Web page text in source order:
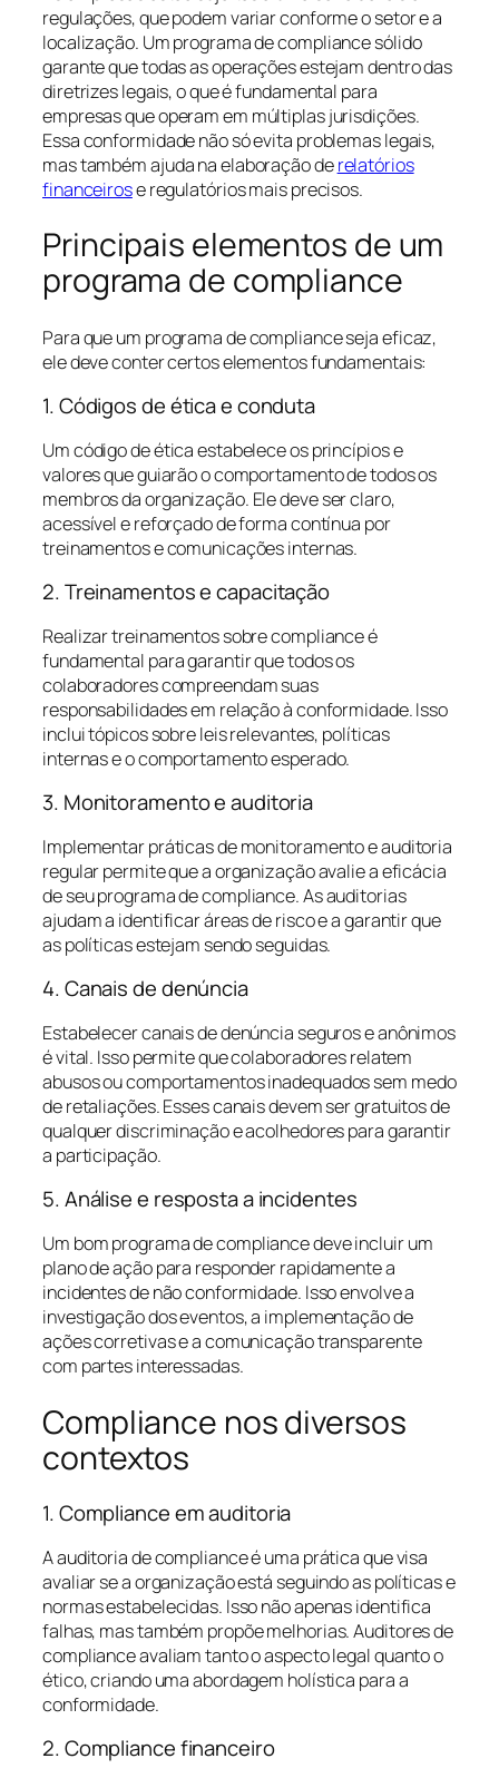
regulações, que podem variar conforme o setor e a
localização. Um programa de compliance sólido
garante que todas as operações estejam dentro das
diretrizes legais, o que é fundamental para
empresas que operam em múltiplas jurisdições.
Essa conformidade não só evita problemas legais,
mas também ajuda na elaboração derelatórios
financeirose regulatórios mais precisos.
Principais elementos de um
programa de compliance
Para que um programa de compliance seja eficaz,
ele deve conter certos elementos fundamentais:
1. Códigos de ética e conduta
Um código de ética estabelece os princípios e
valores que guiarão o comportamento de todos os
membros da organização. Ele deve ser claro,
acessível e reforçado de forma contínua por
treinamentos e comunicações internas.
2. Treinamentos e capacitação
Realizar treinamentos sobre compliance é
fundamental para garantir que todos os
colaboradores compreendam suas
responsabilidades em relação à conformidade. Isso
inclui tópicos sobre leis relevantes, políticas
internas e o comportamento esperado.
3. Monitoramento e auditoria
Implementar práticas de monitoramento e auditoria
regular permite que a organização avalie a eficácia
de seu programa de compliance. As auditorias
ajudam a identificar áreas de risco e a garantir que
as políticas estejam sendo seguidas.
4. Canais de denúncia
Estabelecer canais de denúncia seguros e anônimos
é vital. Isso permite que colaboradores relatem
abusos ou comportamentos inadequados sem medo
de retaliações. Esses canais devem ser gratuitos de
qualquer discriminação e acolhedores para garantir
a participação.
5. Análise e resposta a incidentes
Um bom programa de compliance deve incluir um
plano de ação para responder rapidamente a
incidentes de não conformidade. Isso envolve a
investigação dos eventos, a implementação de
ações corretivas e a comunicação transparente
com partes interessadas.
Compliance nos diversos
contextos
1. Compliance em auditoria
A auditoria de compliance é uma prática que visa
avaliar se a organização está seguindo as políticas e
normas estabelecidas. Isso não apenas identifica
falhas, mas também propõe melhorias. Auditores de
compliance avaliam tanto o aspecto legal quanto o
ético, criando uma abordagem holística para a
conformidade.
2. Compliance financeiro